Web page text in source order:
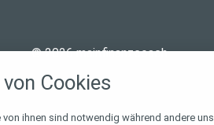
© 2026 mainfinanzcoach
Cookies
ihnen sind notwendig während andere uns
akzeptieren oder zu blockieren.
Notwendig